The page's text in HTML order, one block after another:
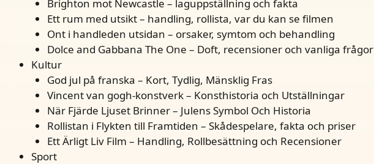
Brighton mot Newcastle – laguppställning och fakta
Ett rum med utsikt – handling, rollista, var du kan se filmen
Ont i handleden utsidan – orsaker, symtom och behandling
Dolce and Gabbana The One – Doft, recensioner och vanliga frågor
Kultur
God jul på franska – Kort, Tydlig, Mänsklig Fras
Vincent van gogh-konstverk – Konsthistoria och Utställningar
När Fjärde Ljuset Brinner – Julens Symbol Och Historia
Rollistan i Flykten till Framtiden – Skådespelare, fakta och priser
Ett Ärligt Liv Film – Handling, Rollbesättning och Recensioner
Sport